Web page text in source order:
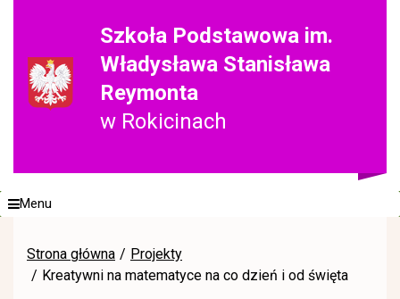
Szkoła Podstawowa im.
Władysława Stanisława
Reymonta
w Rokicinach
Menu
Strona główna
Projekty
Kreatywni na matematyce na co dzień i od święta